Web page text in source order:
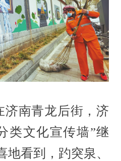
南青龙后街，济
类文化宣传墙”继
地看到，趵突泉、